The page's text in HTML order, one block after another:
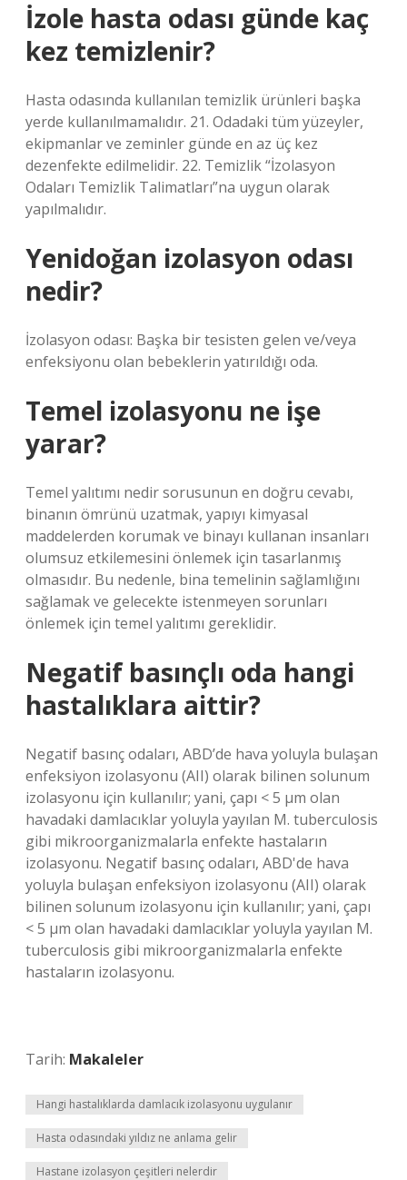
İzole hasta odası günde kaç
kez temizlenir?
Hasta odasında kullanılan temizlik ürünleri başka
yerde kullanılmamalıdır. 21. Odadaki tüm yüzeyler,
ekipmanlar ve zeminler günde en az üç kez
dezenfekte edilmelidir. 22. Temizlik “İzolasyon
Odaları Temizlik Talimatları”na uygun olarak
yapılmalıdır.
Yenidoğan izolasyon odası
nedir?
İzolasyon odası: Başka bir tesisten gelen ve/veya
enfeksiyonu olan bebeklerin yatırıldığı oda.
Temel izolasyonu ne işe
yarar?
Temel yalıtımı nedir sorusunun en doğru cevabı,
binanın ömrünü uzatmak, yapıyı kimyasal
maddelerden korumak ve binayı kullanan insanları
olumsuz etkilemesini önlemek için tasarlanmış
olmasıdır. Bu nedenle, bina temelinin sağlamlığını
sağlamak ve gelecekte istenmeyen sorunları
önlemek için temel yalıtımı gereklidir.
Negatif basınçlı oda hangi
hastalıklara aittir?
Negatif basınç odaları, ABD’de hava yoluyla bulaşan
enfeksiyon izolasyonu (AII) olarak bilinen solunum
izolasyonu için kullanılır; yani, çapı < 5 μm olan
havadaki damlacıklar yoluyla yayılan M. tuberculosis
gibi mikroorganizmalarla enfekte hastaların
izolasyonu. Negatif basınç odaları, ABD'de hava
yoluyla bulaşan enfeksiyon izolasyonu (AII) olarak
bilinen solunum izolasyonu için kullanılır; yani, çapı
< 5 μm olan havadaki damlacıklar yoluyla yayılan M.
tuberculosis gibi mikroorganizmalarla enfekte
hastaların izolasyonu.
Tarih: Makaleler
Hangi hastalıklarda damlacık izolasyonu uygulanır
Hasta odasındaki yıldız ne anlama gelir
Hastane izolasyon çeşitleri nelerdir